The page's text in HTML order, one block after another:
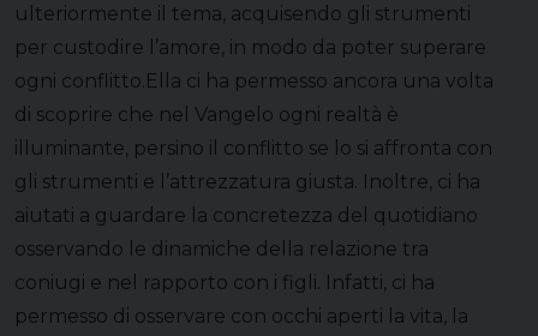
ulteriormente il tema, acquisendo gli strumenti
per custodire l’amore, in modo da poter superare
ogni conflitto.Ella ci ha permesso ancora una volta
di scoprire che nel Vangelo ogni realtà è
illuminante, persino il conflitto se lo si affronta con
gli strumenti e l’attrezzatura giusta. Inoltre, ci ha
aiutati a guardare la concretezza del quotidiano
osservando le dinamiche della relazione tra
coniugi e nel rapporto con i figli. Infatti, ci ha
permesso di osservare con occhi aperti la vita, la